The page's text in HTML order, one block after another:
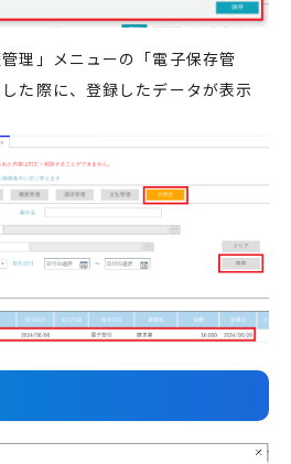
理」メニューの 「電子保存管
た際に、登録したデータが表示